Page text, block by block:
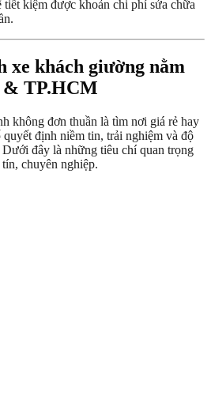
tiết kiệm được khoản chi phí sửa chữa
xe khách giường nằm
TP.HCM
không đơn thuần là tìm nơi giá rẻ hay
định niềm tin, trải nghiệm và độ
đây là những tiêu chí quan trọng
chuyên nghiệp.